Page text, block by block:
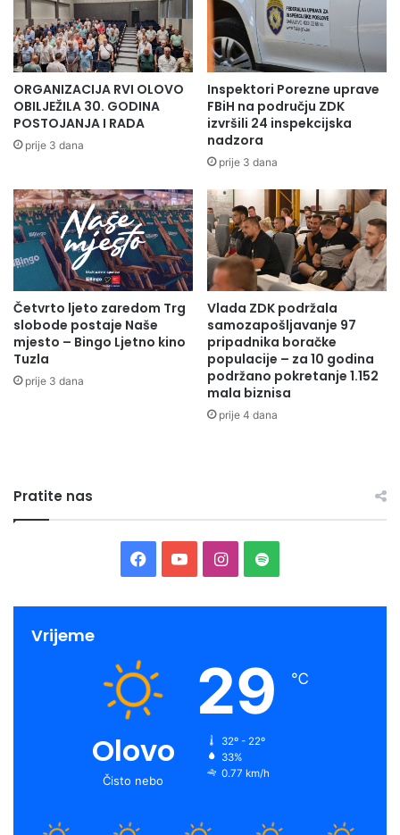
ORGANIZACIJA RVI OLOVO
OBILJEŽILA 30. GODINA
POSTOJANJA I RADA
prije 3 dana
Inspektori Porezne uprave
FBiH na području ZDK
izvršili 24 inspekcijska
nadzora
prije 3 dana
Četvrto ljeto zaredom Trg
slobode postaje Naše
mjesto – Bingo Ljetno kino
Tuzla
prije 3 dana
Vlada ZDK podržala
samozapošljavanje 97
pripadnika boračke
populacije – za 10 godina
podržano pokretanje 1.152
mala biznisa
prije 4 dana
Pratite nas
Facebook
YouTubeInstagram
Spotify
Vrijeme
Olovo
Čisto nebo
29 ℃
32º - 22º
33%
0.77 km/h